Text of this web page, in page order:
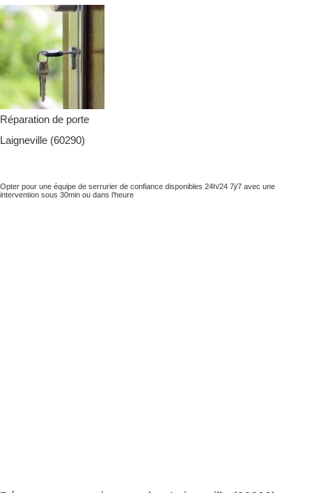
Réparation de porte
Laigneville (60290)
Opter pour une équipe de serrurier de confiance disponibles 24h/24 7j/7 avec une
intervention sous 30min ou dans l’heure